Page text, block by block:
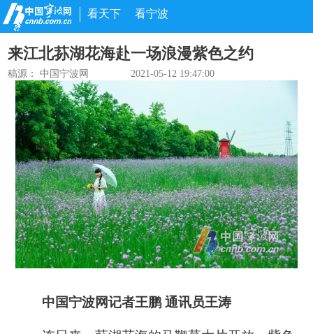
看天下 看宁波
来江北荪湖花海赴一场浪漫紫色之约
稿源： 中国宁波网 2021-05-12 19:47:00
中国宁波网记者王鹏 通讯员王涛